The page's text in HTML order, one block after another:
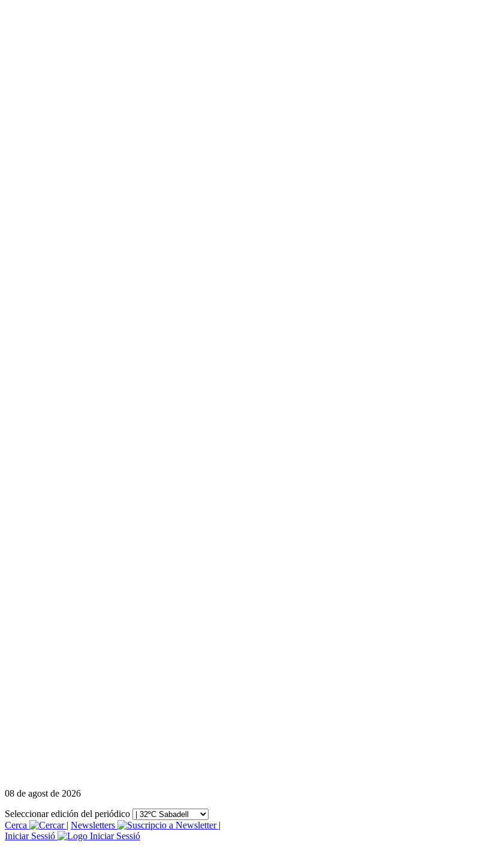
08 de agost de 2026
Seleccionar edición del periódico
Cerca
| Newsletters
|
Iniciar Sessió